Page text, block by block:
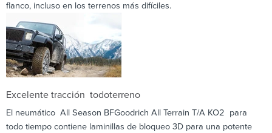
flanco, incluso en los terrenos más difíciles.
Excelente tracción todoterreno
El neumático All Season BFGoodrich All Terrain T/A KO2 para
todo tiempo contiene laminillas de bloqueo 3D para una potente